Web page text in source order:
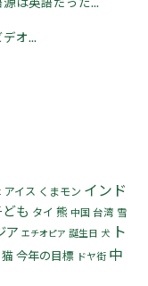
オ...
アイス くまモン インド
も タイ 熊 中国 台湾 雪
ア エチオピア 誕生日 犬
ト
猫今年の目標 ドヤ街 中